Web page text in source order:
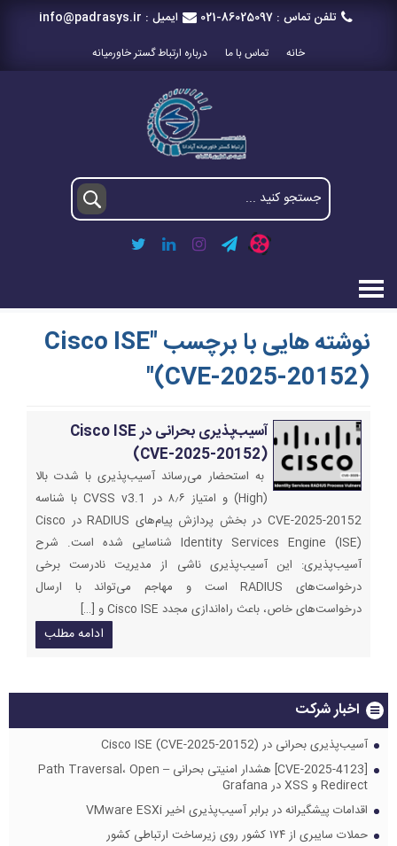
تلفن تماس : 021-86025097 ایمیل : info@padrasys.ir
خانه تماس با ما درباره ارتباط گستر خاورمیانه
نوشته هایی با برچسب "Cisco ISE
(CVE-2025-20152)"
آسیب‌پذیری بحرانی در Cisco ISE
(CVE-2025-20152)
به استحضار می‌رساند آسیب‌پذیری با شدت بالا
(High) و امتیاز ۸٫۶ در CVSS v3.1 با شناسه
CVE-2025-20152 در بخش پردازش پیام‌های RADIUS در Cisco
Identity Services Engine (ISE) شناسایی شده است. شرح
آسیب‌پذیری: این آسیب‌پذیری ناشی از مدیریت نادرست برخی
درخواست‌های RADIUS است و مهاجم می‌تواند با ارسال
درخواست‌های خاص، باعث راه‌اندازی مجدد Cisco ISE و […]
ادامه مطلب
اخبار شرکت
آسیب‌پذیری بحرانی در Cisco ISE (CVE-2025-20152)
[CVE-2025-4123] هشدار امنیتی بحرانی – Path Traversal، Open
Redirect و XSS در Grafana
اقدامات پیشگیرانه در برابر آسیب‌پذیری اخیر VMware ESXi
حملات سایبری از ۱۷۴ کشور روی زیرساخت ارتباطی کشور